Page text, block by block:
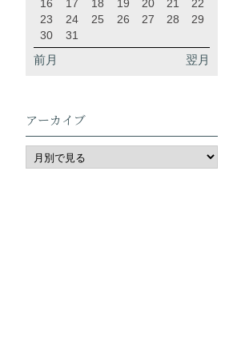
16 17 18 19 20 21
22
23
24 25 26 27 28
29
30
31
前月 翌月
アーカイブ